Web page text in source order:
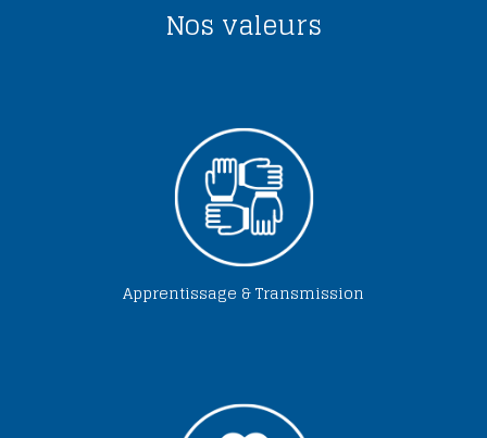
Nos valeurs
Apprentissage & Transmission